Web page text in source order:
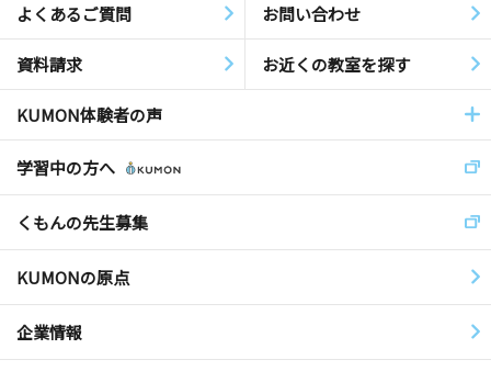
よくあるご質問 お問い合わせ
資料請求 お近くの教室を探す
KUMON体験者の声
学習中の方へ
くもんの先生募集
KUMONの原点
企業情報